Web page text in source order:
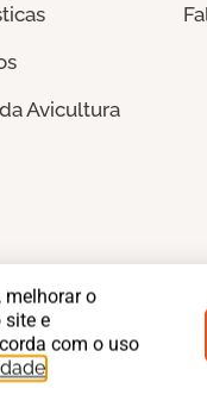
Avicultura
melhorar o
site e
com o uso